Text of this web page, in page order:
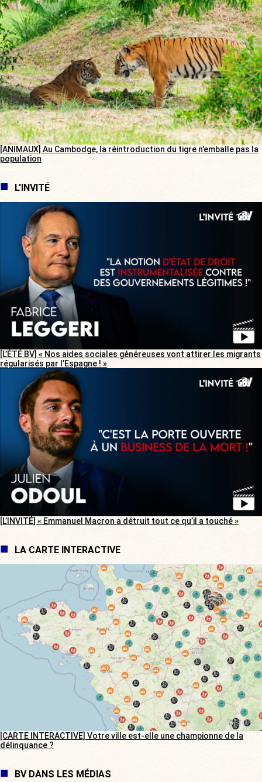
[ANIMAUX] Au Cambodge, la réintroduction du tigre n’emballe pas la
population
L'INVITÉ
[L’ÉTÉ BV] « Nos aides sociales généreuses vont attirer les migrants
régularisés par l’Espagne ! »
[L’INVITÉ] « Emmanuel Macron a détruit tout ce qu’il a touché »
LA CARTE INTERACTIVE
[CARTE INTERACTIVE] Votre ville est-elle une championne de la
délinquance ?
BV DANS LES MÉDIAS